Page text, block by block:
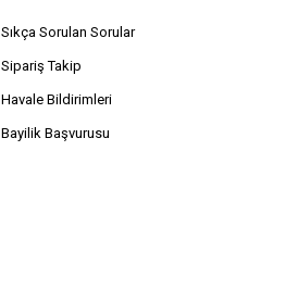
Sıkça Sorulan Sorular
Sipariş Takip
Havale Bildirimleri
Bayilik Başvurusu